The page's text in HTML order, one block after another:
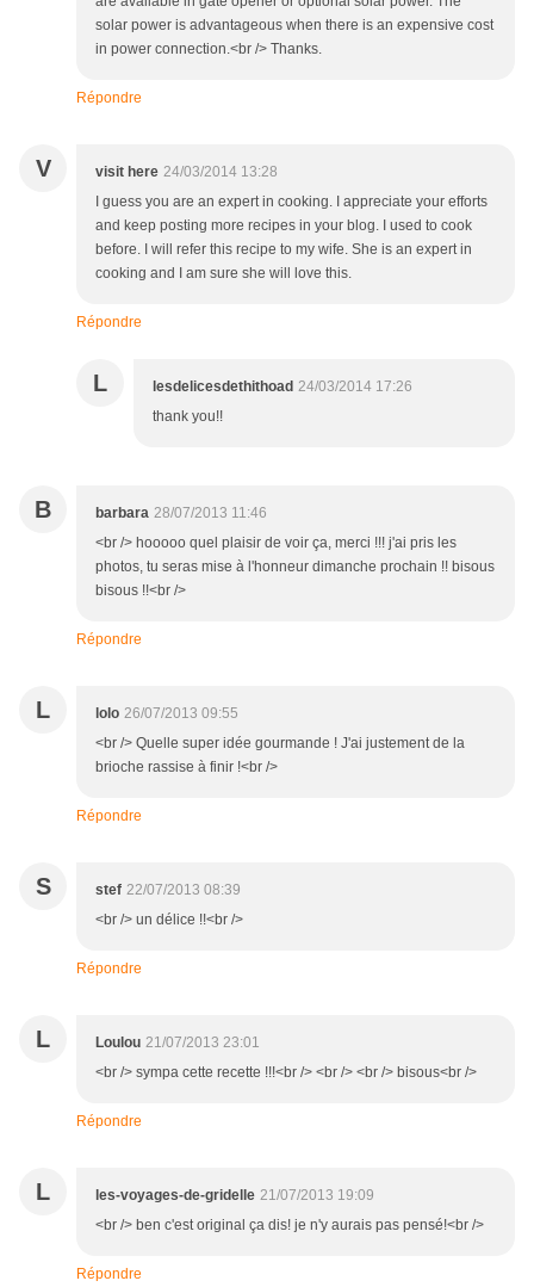
solar power is advantageous when there is an expensive cost
in power connection.<br /> Thanks.
Répondre
V visit here 24/03/2014 13:28
I guess you are an expert in cooking. I appreciate your efforts
and keep posting more recipes in your blog. I used to cook
before. I will refer this recipe to my wife. She is an expert in
cooking and I am sure she will love this.
Répondre
L lesdelicesdethithoad 24/03/2014 17:26
thank you!!
B barbara 28/07/2013 11:46
<br /> hooooo quel plaisir de voir ça, merci !!! j'ai pris les
photos, tu seras mise à l'honneur dimanche prochain !! bisous
bisous !!<br />
Répondre
L lolo 26/07/2013 09:55
<br /> Quelle super idée gourmande ! J'ai justement de la
brioche rassise à finir !<br />
Répondre
S stef 22/07/2013 08:39
<br /> un délice !!<br />
Répondre
L Loulou 21/07/2013 23:01
<br /> sympa cette recette !!!<br /> <br /> <br /> bisous<br />
Répondre
L les-voyages-de-gridelle 21/07/2013 19:09
<br /> ben c'est original ça dis! je n'y aurais pas pensé!<br />
Répondre